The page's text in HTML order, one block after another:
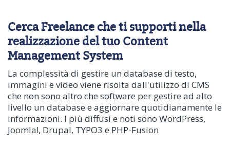
Cerca Freelance che ti supporti nella
realizzazione del tuo Content
Management System
La complessità di gestire un database di testo,
immagini e video viene risolta dall'utilizzo di CMS
che non sono altro che software per gestire ad alto
livello un database e aggiornare quotidianamente le
informazioni. I più diffusi e noti sono WordPress,
Joomla!, Drupal, TYPO3 e PHP-Fusion